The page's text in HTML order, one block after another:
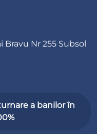
Bravu Nr 255 Subsol
a banilor în